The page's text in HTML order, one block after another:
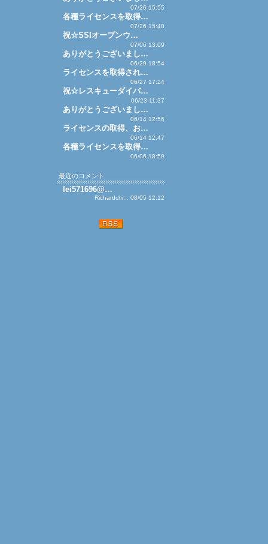
07/26 15:55
各種ライセンスを取得…
07/26 15:40
祝☆SSIオープンウ…
07/06 13:09
ありがとうございまし…
06/29 18:54
ライセンスを取得され…
06/27 17:24
祝☆レスキューダイバ…
06/23 11:37
ありがとうございまし…
06/14 12:56
ライセンスの取得、お…
06/14 12:47
各種ライセンスを取得…
06/06 18:59
最近のコメント
lei571696@…
Richardchi... 08/05 12:12